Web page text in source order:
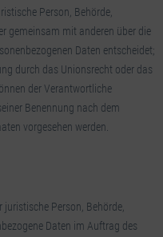
Person, Behörde,
gemeinsam mit anderen über die
Daten entscheidet;
durch das Unionsrecht oder das
der Verantwortliche
Benennung nach dem
vorgesehen werden.
Person, Behörde,
Daten im Auftrag des